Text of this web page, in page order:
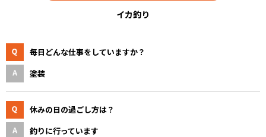
イカ釣り
毎日どんな仕事をしていますか？
塗装
休みの日の過ごし方は？
釣りに行っています